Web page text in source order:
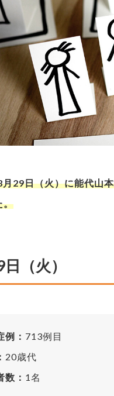
29日（火）に能代山
。
（火）
例： 713例目
20歳代
数： 1名